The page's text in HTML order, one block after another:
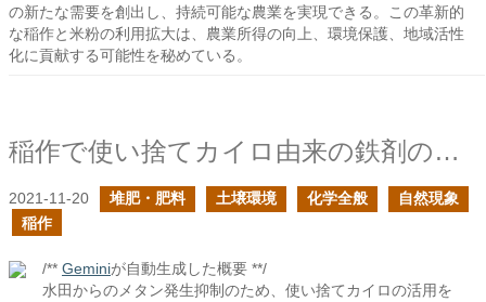
の新たな需要を創出し、持続可能な農業を実現できる。この革新的
な稲作と米粉の利用拡大は、農業所得の向上、環境保護、地域活性
化に貢献する可能性を秘めている。
稲作で使い捨てカイロ由来の鉄剤の肥料があれば良い
2021-11-20 堆肥・肥料 土壌環境 化学全般
自然現象
稲作
/** Geminiが自動生成した概要 **/
水田からのメタン発生抑制のため、使い捨てカイロの活用を